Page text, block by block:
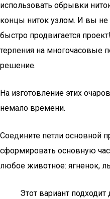
использовать обрывки
концы ниток узлом. И вы не
быстро продвигается
терпения на многочасовые
решение.
На изготовление этих
немало времени.
Соедините петли основной
сформировать основную
любое животное: ягненок,
Этот вариант подходит